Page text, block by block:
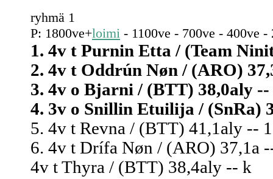
ryhmä 1
P: 1800ve+loimi - 1100ve - 700ve - 400ve -
1. 4v t Purnin Etta / (Team
2. 4v t Oddrún Nøn / (ARO)
3. 4v o Bjarni / (BTT) 38,0aly --
4. 3v o Snillin Etuilija / (SnRa)
5. 4v t Revna / (BTT) 41,1aly --
6. 4v t Drífa Nøn / (ARO) 37,1a
4v t Thyra / (BTT) 38,4aly -- k